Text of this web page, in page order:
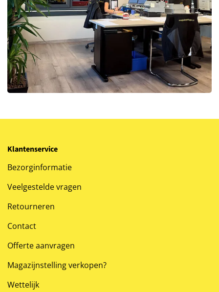
Klantenservice
Bezorginformatie
Veelgestelde vragen
Retourneren
Contact
Offerte aanvragen
Magazijnstelling verkopen?
Wettelijk